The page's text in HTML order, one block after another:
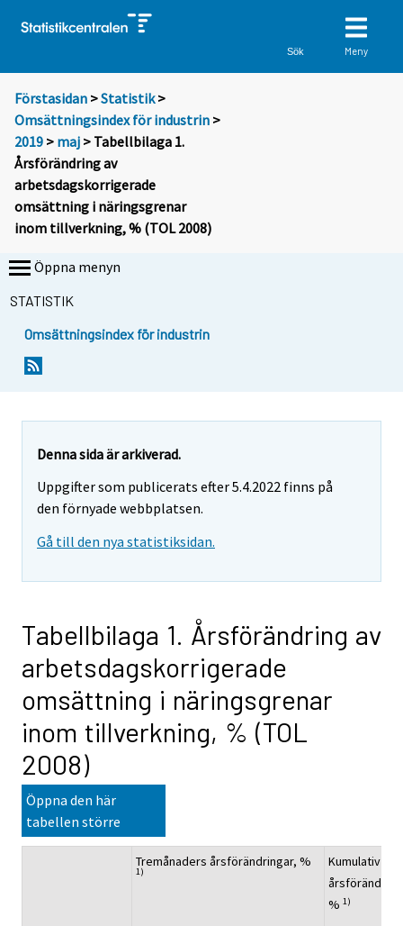
Sök Meny
Förstasidan >Statistik >
Omsättningsindex för industrin >
2019 > maj > Tabellbilaga 1.
Årsförändring av
arbetsdagskorrigerade
omsättning i näringsgrenar
inom tillverkning, % (TOL 2008)
Öppna menyn
STATISTIK
Omsättningsindex för industrin
Denna sida är arkiverad.
Uppgifter som publicerats efter 5.4.2022 finns på
den förnyade webbplatsen.
Gå till den nya statistiksidan.
Tabellbilaga 1. Årsförändring av
arbetsdagskorrigerade
omsättning i näringsgrenar
inom tillverkning, % (TOL
2008)
Öppna den här
tabellen större
Tremånaders årsförändringar, %
1)
Kumulativ
% 1)